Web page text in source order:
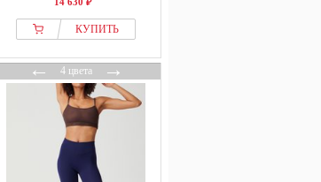
КУПИТЬ
←4 цвета→